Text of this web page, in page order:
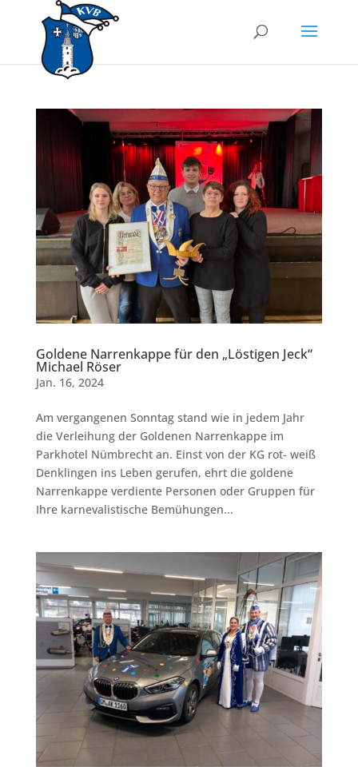
Goldene Narrenkappe für den „Löstigen Jeck“
Michael Röser
Jan. 16, 2024
Am vergangenen Sonntag stand wie in jedem Jahr
die Verleihung der Goldenen Narrenkappe im
Parkhotel Nümbrecht an. Einst von der KG rot- weiß
Denklingen ins Leben gerufen, ehrt die goldene
Narrenkappe verdiente Personen oder Gruppen für
Ihre karnevalistische Bemühungen...